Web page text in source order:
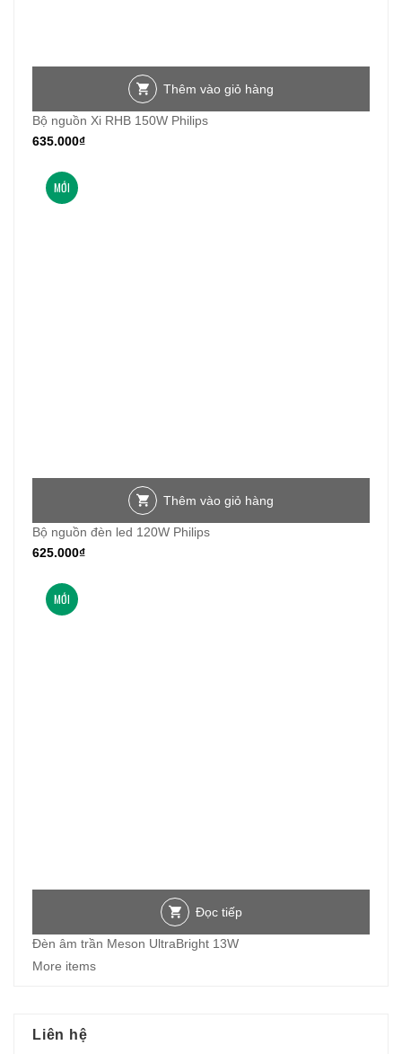
Thêm vào giỏ hàng
Bộ nguồn Xi RHB 150W Philips
635.000₫
MỚI
Thêm vào giỏ hàng
Bộ nguồn đèn led 120W Philips
625.000₫
MỚI
Đọc tiếp
Đèn âm trần Meson UltraBright 13W
More items
Liên hệ